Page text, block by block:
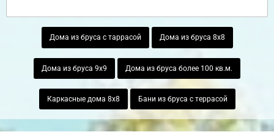
Дома из бруса с таррасой Дома из бруса 8х8
Дома из бруса 9х9 Дома из бруса более 100 кв.м.
Каркасные дома 8х8 Бани из бруса с террасой